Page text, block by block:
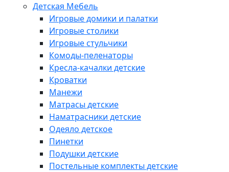
Детская Мебель
Игровые домики и палатки
Игровые столики
Игровые стульчики
Комоды-пеленаторы
Кресла-качалки детские
Кроватки
Манежи
Матрасы детские
Наматрасники детские
Одеяло детское
Пинетки
Подушки детские
Постельные комплекты детские